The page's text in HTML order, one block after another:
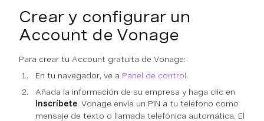
Crear y configurar un
Account de Vonage
Para crear tu Account gratuita de Vonage:
En tu navegador, ve a Panel de control.
Añada la información de su empresa y haga clic en
Inscríbete. Vonage envía un PIN a tu teléfono como
mensaje de texto o llamada telefónica automática. El